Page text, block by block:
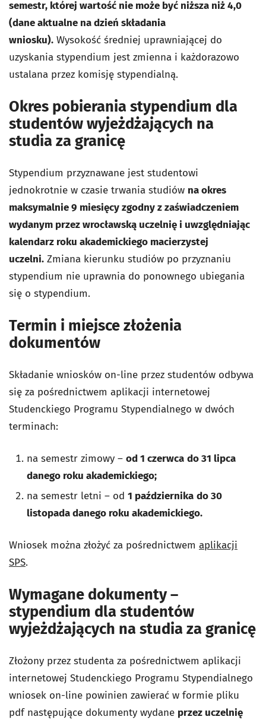
semestr, której wartość nie może być niższa niż 4,0
(dane aktualne na dzień składania
wniosku). Wysokość średniej uprawniającej do
uzyskania stypendium jest zmienna i każdorazowo
ustalana przez komisję stypendialną.
Okres pobierania stypendium dla
studentów wyjeżdżających na
studia za granicę
Stypendium przyznawane jest studentowi
jednokrotnie w czasie trwania studiów na okres
maksymalnie 9 miesięcy zgodny z zaświadczeniem
wydanym przez wrocławską uczelnię i uwzględniając
kalendarz roku akademickiego macierzystej
uczelni. Zmiana kierunku studiów po przyznaniu
stypendium nie uprawnia do ponownego ubiegania
się o stypendium.
Termin i miejsce złożenia
dokumentów
Składanie wniosków on-line przez studentów odbywa
się za pośrednictwem aplikacji internetowej
Studenckiego Programu Stypendialnego w dwóch
terminach:
na semestr zimowy – od 1 czerwca do 31 lipca
danego roku akademickiego;
na semestr letni – od 1 października do 30
listopada danego roku akademickiego.
Wniosek można złożyć za pośrednictwem aplikacji
SPS.
Wymagane dokumenty –
stypendium dla studentów
wyjeżdżających na studia za granicę
Złożony przez studenta za pośrednictwem aplikacji
internetowej Studenckiego Programu Stypendialnego
wniosek on-line powinien zawierać w formie pliku
pdf następujące dokumenty wydane przez uczelnię